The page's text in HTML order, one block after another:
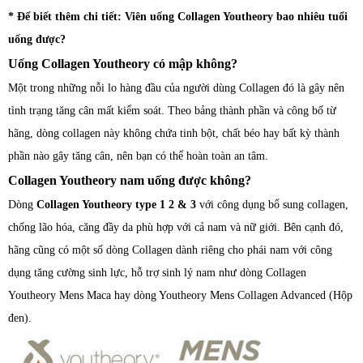
* Để biết thêm chi tiết: Viên uống Collagen Youtheory bao nhiêu tuổi
uống được?
Uống Collagen Youtheory có mập không?
Một trong những nỗi lo hàng đầu của người dùng Collagen đó là gây nên
tình trạng tăng cân mất kiểm soát. Theo bảng thành phần và công bố từ
hãng, dòng collagen này không chứa tinh bột, chất béo hay bất kỳ thành
phần nào gây tăng cân, nên bạn có thể hoàn toàn an tâm.
Collagen Youtheory nam uống được không?
Dòng Collagen Youtheory type 1 2 & 3 với công dụng bổ sung collagen,
chống lão hóa, căng đầy da phù hợp với cả nam và nữ giới. Bên cạnh đó,
hãng cũng có một số dòng Collagen dành riêng cho phái nam với công
dụng tăng cường sinh lực, hỗ trợ sinh lý nam như dòng Collagen
Youtheory Mens Maca hay dòng Youtheory Mens Collagen Advanced (Hộp
đen).